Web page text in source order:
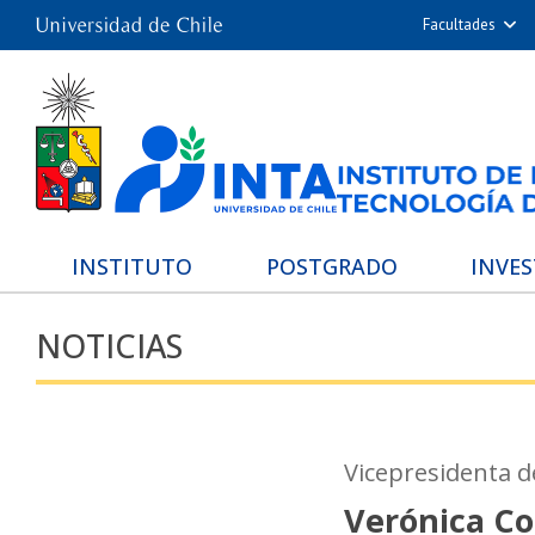
Facultades
Cs.
Filosofía y
INSTITUTO POSTGRADO
NOTICIAS
Vicepresidenta
Verónica